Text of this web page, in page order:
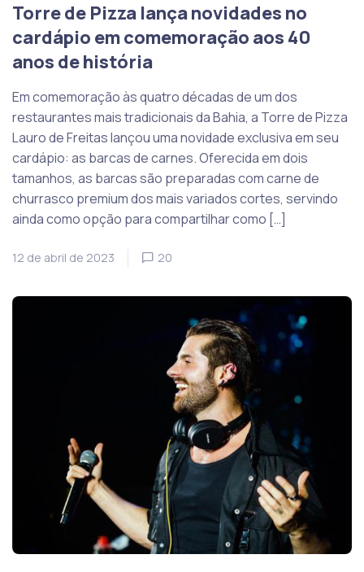
Torre de Pizza lança novidades no
cardápio em comemoração aos 40
anos de história
Em comemoração às quatro décadas de um dos
restaurantes mais tradicionais da Bahia, a Torre de Pizza
Lauro de Freitas lançou uma novidade exclusiva em seu
cardápio: as barcas de carnes. Oferecida em dois
tamanhos, as barcas são preparadas com carne de
churrasco premium dos mais variados cortes, servindo
ainda como opção para compartilhar como […]
12 de abril de 2023 20